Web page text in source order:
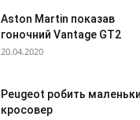
Aston Martin показав
гоночний Vantage GT2
20.04.2020
Peugeot робить
кросовер